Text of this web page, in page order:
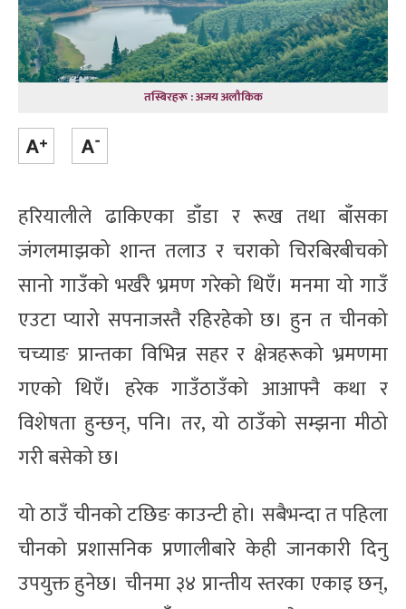
तस्बिरहरू : अजय अलौकिक
हरियालीले ढाकिएका डाँडा र रूख तथा बाँसका
जंगलमाझको शान्त तलाउ र चराको चिरबिरबीचको
सानो गाउँको भर्खरै भ्रमण गरेको थिएँ। मनमा यो गाउँ
एउटा प्यारो सपनाजस्तै रहिरहेको छ। हुन त चीनको
चच्याङ प्रान्तका विभिन्न सहर र क्षेत्रहरूको भ्रमणमा
गएको थिएँ। हरेक गाउँठाउँको आआफ्नै कथा र
विशेषता हुन्छन्, पनि। तर, यो ठाउँको सम्झना मीठो
गरी बसेको छ।
यो ठाउँ चीनको टछिङ काउन्टी हो। सबैभन्दा त पहिला
चीनको प्रशासनिक प्रणालीबारे केही जानकारी दिनु
उपयुक्त हुनेछ। चीनमा ३४ प्रान्तीय स्तरका एकाइ छन्,